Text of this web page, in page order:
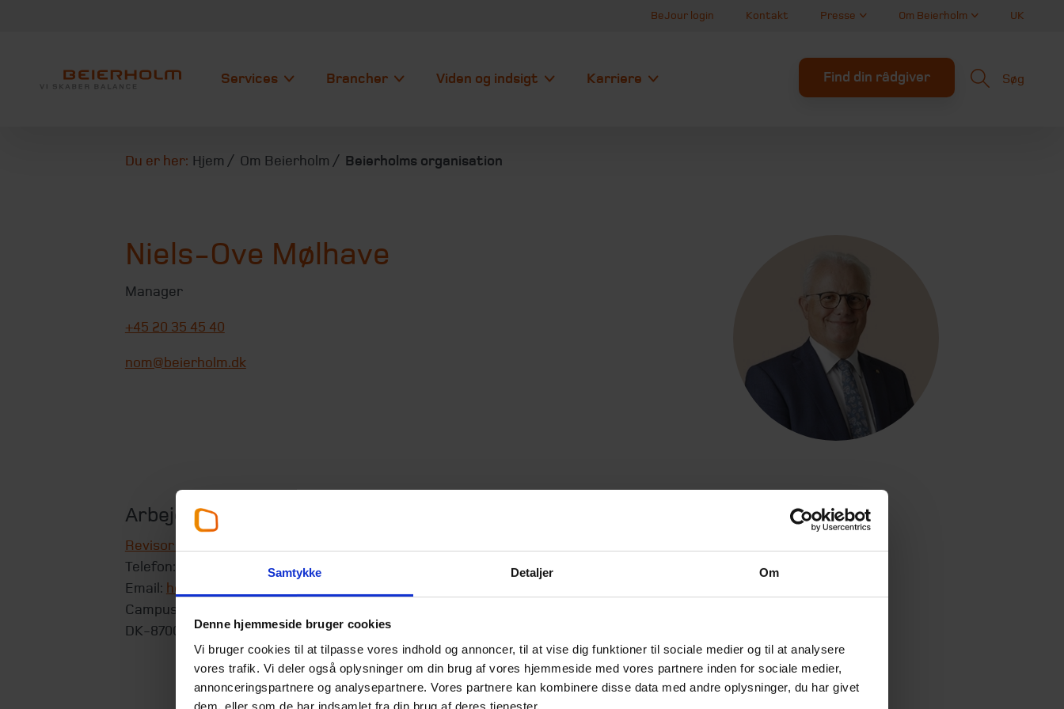
Samtykke Detaljer Om
Denne hjemmeside bruger cookies
Vi bruger cookies til at tilpasse vores indhold og annoncer, til at vise dig funktioner til sociale medier og til at analysere
vores trafik. Vi deler også oplysninger om din brug af vores hjemmeside med vores partnere inden for sociale medier,
annonceringspartnere og analysepartnere. Vores partnere kan kombinere disse data med andre oplysninger, du har givet
dem, eller som de har indsamlet fra din brug af deres tjenester.
BeJour login Kontakt Presse Om Beierholm UK
Services Brancher Viden og indsigt Karriere Find din rådgiver Søg
Du er her: Hjem Om Beierholm Beierholms organisation
Niels-Ove Mølhave
Manager
+45 20 35 45 40
nom@beierholm.dk
Arbejder her:
Revisor Horsens
Telefon:
+45 54 84 88 30
Email: horsens@beierholm.dk
Campus Horsens, Banegårdsgade 2, 16. sal
DK-8700
Horsens